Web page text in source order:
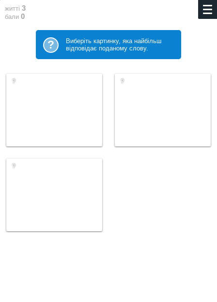
житті 3
бали 0
?
Виберіть картинку, яка найбільш
відповідає поданому слову.
? ?
?